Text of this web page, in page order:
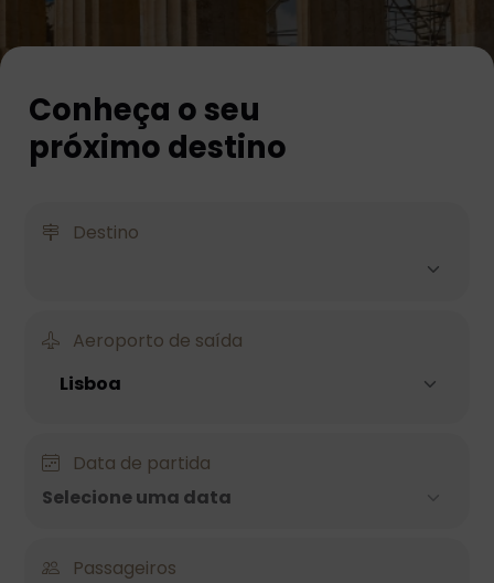
Conheça o seu
próximo destino
Destino
Aeroporto de saída
Data de partida
Selecione uma data
Passageiros